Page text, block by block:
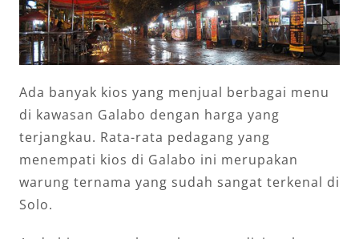
Ada banyak kios yang menjual berbagai menu
di kawasan Galabo dengan harga yang
terjangkau. Rata-rata pedagang yang
menempati kios di Galabo ini merupakan
warung ternama yang sudah sangat terkenal di
Solo.